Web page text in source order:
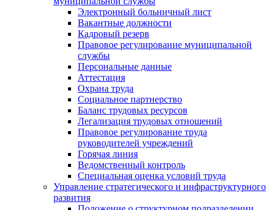
Электронный больничный лист
Вакантные должности
Кадровый резерв
Правовое регулирование муниципальной
службы
Персональные данные
Аттестация
Охрана труда
Социальное партнерство
Баланс трудовых ресурсов
Легализация трудовых отношений
Правовое регулирование труда
руководителей учреждений
Горячая линия
Ведомственный контроль
Специальная оценка условий труда
Управление стратегического и инфраструктурного
развития